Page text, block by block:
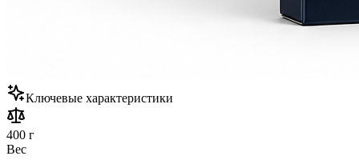
Ключевые характеристики
400 г
Вес